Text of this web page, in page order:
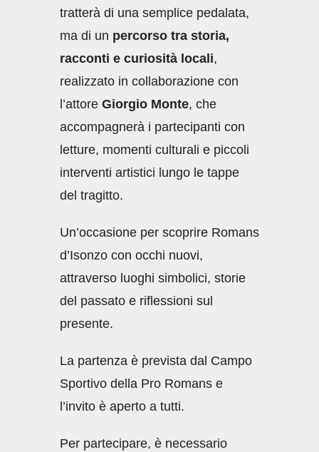
tratterà di una semplice pedalata,
ma di un percorso tra storia,
racconti e curiosità locali,
realizzato in collaborazione con
l’attore Giorgio Monte, che
accompagnerà i partecipanti con
letture, momenti culturali e piccoli
interventi artistici lungo le tappe
del tragitto.
Un’occasione per scoprire Romans
d’Isonzo con occhi nuovi,
attraverso luoghi simbolici, storie
del passato e riflessioni sul
presente.
La partenza è prevista dal Campo
Sportivo della Pro Romans e
l’invito è aperto a tutti.
Per partecipare, è necessario